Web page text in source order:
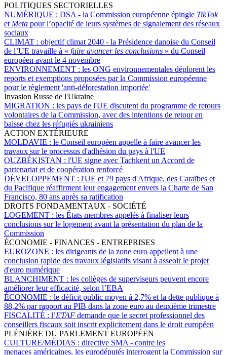
POLITIQUES SECTORIELLES
NUMÉRIQUE : DSA - la Commission européenne épingle TikTok
et Meta pour l’opacité de leurs systèmes de signalement des réseaux
sociaux
CLIMAT : objectif climat 2040 - la Présidence danoise du Conseil
de l’UE travaille à « faire avancer les conclusions » du Conseil
européen avant le 4 novembre
ENVIRONNEMENT : les ONG environnementales déplorent les
reports et exemptions proposées par la Commission européenne
pour le règlement 'anti-déforestation importée'
Invasion Russe de l'Ukraine
MIGRATION : les pays de l'UE discutent du programme de retours
volontaires de la Commission, avec des intentions de retour en
baisse chez les réfugiés ukrainiens
ACTION EXTÉRIEURE
MOLDAVIE : le Conseil européen appelle à faire avancer les
travaux sur le processus d'adhésion du pays à l'UE
OUZBÉKISTAN : l'UE signe avec Tachkent un Accord de
partenariat et de coopération renforcé
DÉVELOPPEMENT : l'UE et 79 pays d'Afrique, des Caraïbes et
du Pacifique réaffirment leur engagement envers la Charte de San
Francisco, 80 ans après sa ratification
DROITS FONDAMENTAUX - SOCIÉTÉ
LOGEMENT : les États membres appelés à finaliser leurs
conclusions sur le logement avant la présentation du plan de la
Commission
ÉCONOMIE - FINANCES - ENTREPRISES
EUROZONE : les dirigeants de la zone euro appellent à une
conclusion rapide des travaux législatifs visant à asseoir le projet
d'euro numérique
BLANCHIMENT : les collèges de superviseurs peuvent encore
améliorer leur efficacité, selon l’EBA
ÉCONOMIE : le déficit public moyen à 2,7% et la dette publique à
88,2% par rapport au PIB dans la zone euro au deuxième trimestre
FISCALITÉ : l’ETAF demande que le secret professionnel des
conseillers fiscaux soit inscrit explicitement dans le droit européen
PLÉNIÈRE DU PARLEMENT EUROPÉEN
CULTURE/MÉDIAS : directive SMA - contre les
menaces américaines, les eurodéputés interrogent la Commission sur